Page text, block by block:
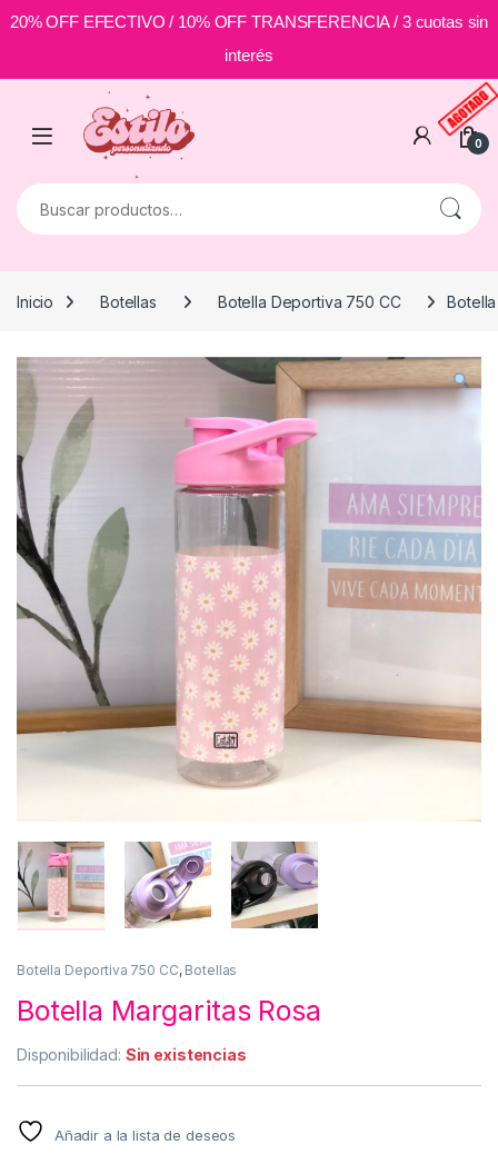
20% OFF EFECTIVO / 10% OFF TRANSFERENCIA / 3 cuotas sin
interés
Skip to navigation
0
Buscar por:
Inicio Botellas Botella Deportiva 750 CC
Botella Deportiva 750 CC, Botellas
Botella Margaritas Rosa
Disponibilidad: Sin existencias
Añadir a la lista de deseos